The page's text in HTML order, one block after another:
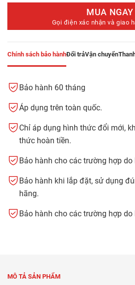
MUA NGAY
Gọi điện xác nhận và giao
Chính sách bảo hànhĐổi trảVận chuyển
Bảo hành 60 tháng
Áp dụng trên toàn quốc.
Chỉ áp dụng hình thức đổi mới,
thức hoàn tiền.
Bảo hành cho các trường hợp
Bảo hành khi lắp đặt, sử dụng
hãng.
Bảo hành cho các trường hợp
MÔ TẢ SẢN PHẨM